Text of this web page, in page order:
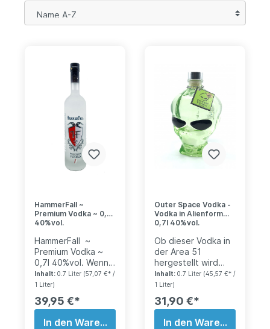
HammerFall ~
Premium Vodka ~ 0,7l
40%vol.
HammerFall ~
Premium Vodka ~
0,7l 40%vol. Wenn
die Hämmer hoch
gehalten werden,
erheben sich die
Templer, setzen
Herzen in Brand
Inhalt: 0.7 Liter (57,07 €* /
1 Liter)
39,95 €*
In den Warenkorb
Outer Space Vodka -
Vodka in Alienform
0,7l 40%vol.
Ob dieser Vodka in
der Area 51
hergestellt wird
oder ob das CIA
hinter den aktuell
veröffentlichen
Bildern von
Ausserirdischen auf
Inhalt: 0.7 Liter (45,57 €* /
1 Liter)
31,90 €*
In den Warenkorb